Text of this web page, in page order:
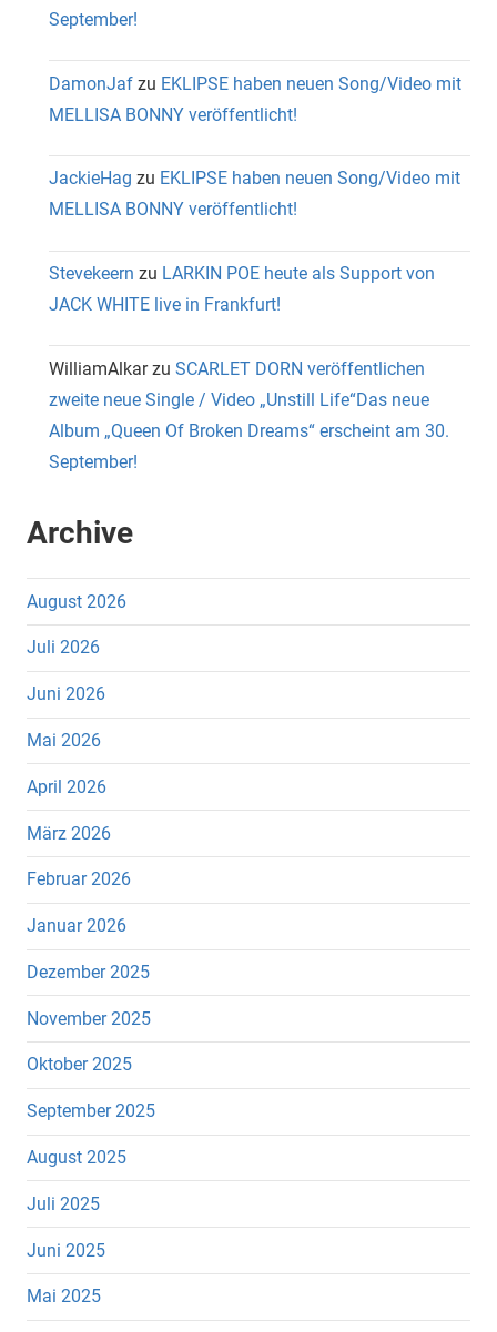
September!
DamonJaf zu EKLIPSE haben neuen Song/Video mit
MELLISA BONNY veröffentlicht!
JackieHag zu EKLIPSE haben neuen Song/Video mit
MELLISA BONNY veröffentlicht!
Stevekeern zu LARKIN POE heute als Support von
JACK WHITE live in Frankfurt!
WilliamAlkarzu SCARLET DORN veröffentlichen
zweite neue Single / Video „Unstill Life“Das neue
Album „Queen Of Broken Dreams“ erscheint am 30.
September!
Archive
August 2026
Juli 2026
Juni 2026
Mai 2026
April 2026
März 2026
Februar 2026
Januar 2026
Dezember 2025
November 2025
Oktober 2025
September 2025
August 2025
Juli 2025
Juni 2025
Mai 2025